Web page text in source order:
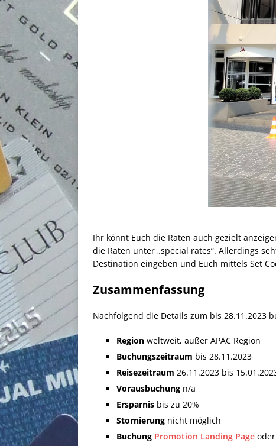
Ihr könnt Euch die Raten auch gezielt
die Raten unter „special rates“. Allerdings
Destination eingeben und Euch mittels Set
Zusammenfassung
Nachfolgend die Details zum bis 28.11.2023
Region weltweit, außer APAC Region
Buchungszeitraum bis 28.11.2023
Reisezeitraum 26.11.2023 bis
Vorausbuchung n/a
Ersparnis bis zu 20%
Stornierung nicht möglich
Buchung Promotion Landing Page oder